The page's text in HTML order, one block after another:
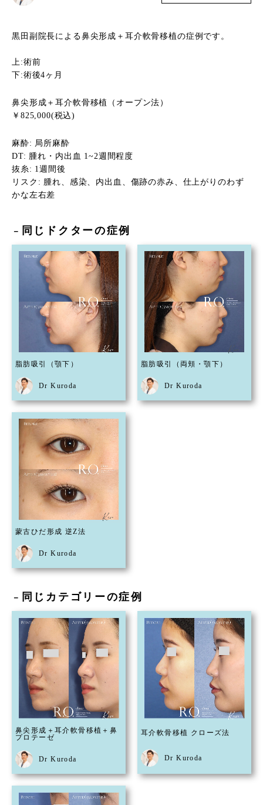
黒田副院長による鼻尖形成＋耳介軟骨移植の症例です。
上:術前
下:術後4ヶ月
鼻尖形成＋耳介軟骨移植（オープン法）
￥825,000(税込)
麻酔: 局所麻酔
DT: 腫れ・内出血 1~2週間程度
抜糸: 1週間後
リスク: 腫れ、感染、内出血、傷跡の赤み、仕上がりのわず
かな左右差
－ 同じドクターの症例
脂肪吸引（顎下）
Dr Kuroda
脂肪吸引（両頬・顎下）
Dr Kuroda
蒙古ひだ形成 逆Z法
Dr Kuroda
－ 同じカテゴリーの症例
鼻尖形成＋耳介軟骨移植＋鼻
プロテーゼ
Dr Kuroda
耳介軟骨移植 クローズ法
Dr Kuroda